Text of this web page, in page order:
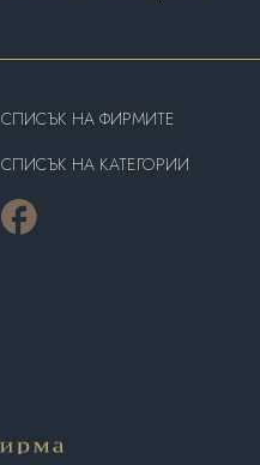
СПИСЪК НА ФИРМИТЕ
СПИСЪК НА КАТЕГОРИИ